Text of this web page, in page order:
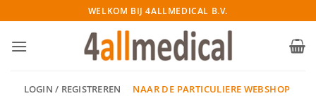
naar
inhoud
WELKOM BIJ 4ALLMEDICAL B.V.
LOGIN / REGISTREREN NAAR DE PARTICULIERE WEBSHOP